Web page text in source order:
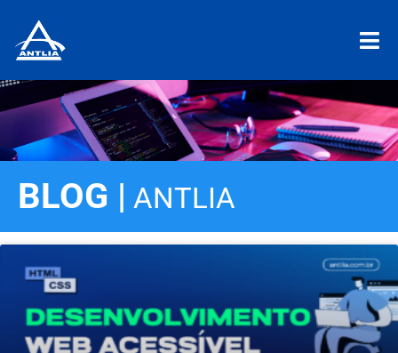
BLOG | ANTLIA